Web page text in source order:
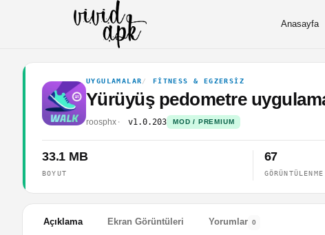
Anasayfa
UYGULAMALAR FITNESS & EGZERSIZ
Yürüyüş pedometre
roosphx v1.0.203 MOD / PREMIUM
33.1 MB
BOYUT
67
GÖRÜNTÜLENME
Açıklama Ekran Görüntüleri Yorumlar 0